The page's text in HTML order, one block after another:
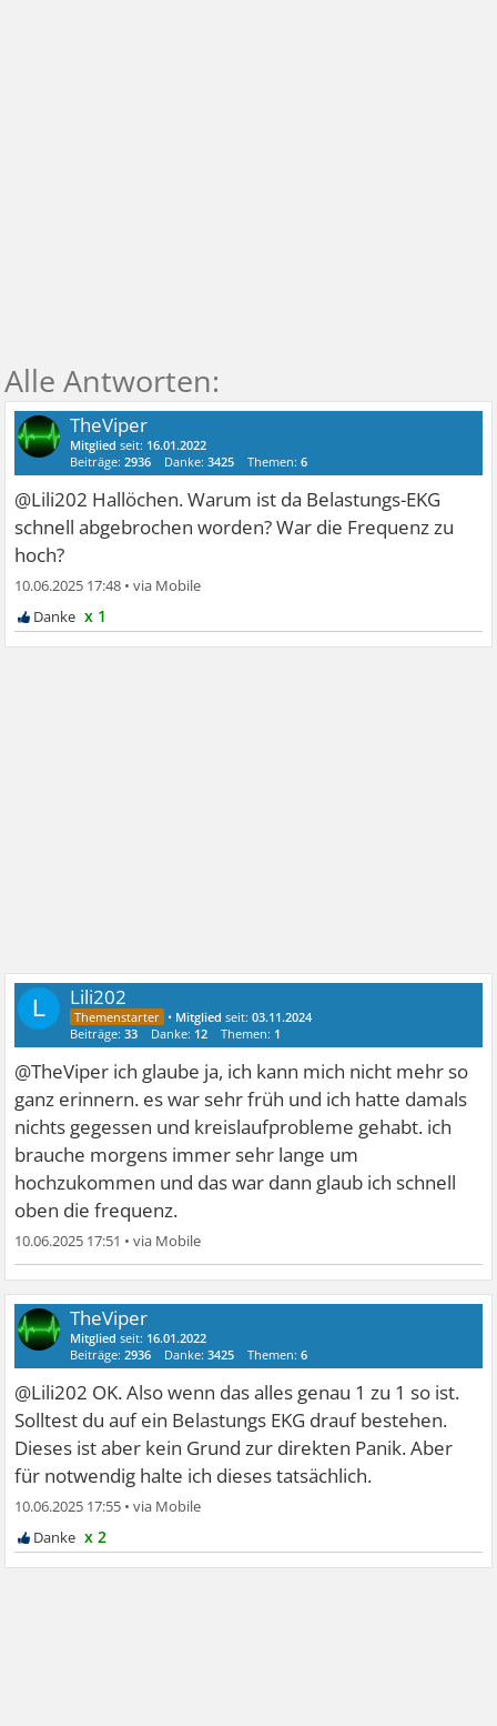
TheViper
Mitglied seit: 16.01.2022
Beiträge:2936 Danke:3425 Themen:6
@Lili202 Hallöchen. Warum ist da Belastungs-EKG
schnell abgebrochen worden? War die Frequenz zu
hoch?
10.06.2025 17:48 •
x 1
L Lili202
• Mitglied seit:03.11.2024
Beiträge:33 Danke: 12 Themen: 1
@TheViper ich glaube ja, ich kann mich nicht mehr so
ganz erinnern. es war sehr früh und ich hatte damals
nichts gegessen und kreislaufprobleme gehabt. ich
brauche morgens immer sehr lange um
hochzukommen und das war dann glaub ich schnell
oben die frequenz.
10.06.2025 17:51 •
TheViper
Mitglied seit: 16.01.2022
Beiträge:2936 Danke:3425 Themen:6
@Lili202 OK. Also wenn das alles genau 1 zu 1 so ist.
Solltest du auf ein Belastungs EKG drauf bestehen.
Dieses ist aber kein Grund zur direkten Panik. Aber
für notwendig halte ich dieses tatsächlich.
10.06.2025 17:55 •
x 2